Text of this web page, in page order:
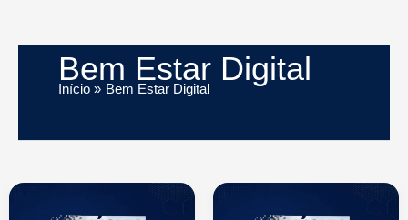
Bem Estar Digital
Início Bem Estar Digital